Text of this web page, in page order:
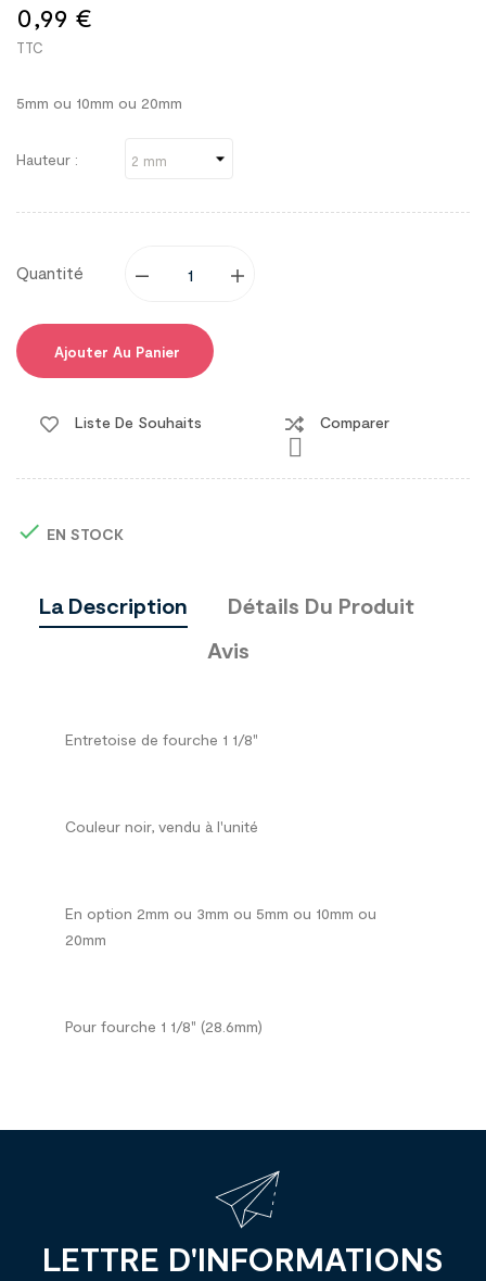
0,99 €
TTC
5mm ou 10mm ou 20mm
Hauteur :
Quantité
Ajouter Au Panier
Liste De Souhaits

Comparer
 EN STOCK
La Description
Détails Du Produit
Avis
Entretoise de fourche 1 1/8"
Couleur noir, vendu à l'unité
En option 2mm ou 3mm ou 5mm ou 10mm ou
20mm
Pour fourche 1 1/8" (28.6mm)
LETTRE D'INFORMATIONS